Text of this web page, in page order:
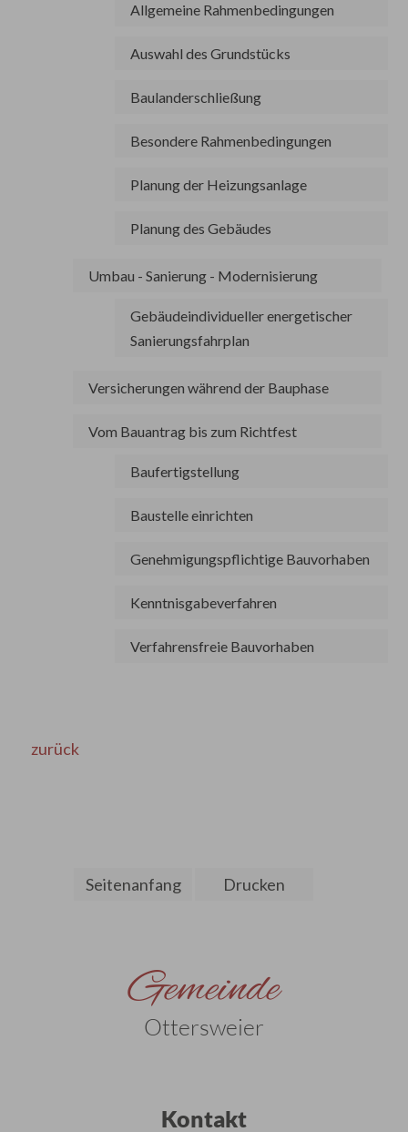
Allgemeine Rahmenbedingungen
Auswahl des Grundstücks
Baulanderschließung
Besondere Rahmenbedingungen
Planung der Heizungsanlage
Planung des Gebäudes
Umbau - Sanierung - Modernisierung
Gebäudeindividueller energetischer
Sanierungsfahrplan
Versicherungen während der Bauphase
Vom Bauantrag bis zum Richtfest
Baufertigstellung
Baustelle einrichten
Genehmigungspflichtige Bauvorhaben
Kenntnisgabeverfahren
Verfahrensfreie Bauvorhaben
zurück
Seitenanfang Drucken
Gemeinde
Ottersweier
Kontakt